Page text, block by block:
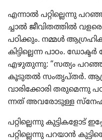
എന്നാൽ പറ്റി​ല്ലെന്നു
ച്ചാൽ ജീവി​ത​ത്തിൽ വളരെ
പഠിക്കും. നമ്മൾ
കിട്ടി​ല്ലെന്ന പാഠം.
എഴുതു​ന്നു: “സത്യം
കൂടുതൽ സംതൃ​പ്‌തർ.
വാരി​ക്കോ​രി തരു​മെന്നു
ന്നത്‌ അവരോ​ടുള്ള
പറ്റി​ല്ലെ​ന്നു കുട്ടി​ക​ളോട്‌
പറ്റി​ല്ലെന്നു പറയാൻ